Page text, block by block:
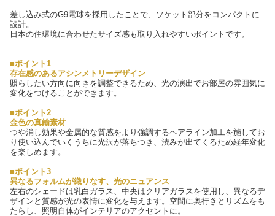
差し込み式のG9電球を採用したことで、ソケット部分をコンパクトに
設計。
日本の住環境に合わせたサイズ感も取り入れやすいポイントです。
■ポイント1
存在感のあるアシンメトリーデザイン
照らしたい方向に向きを調整できるため、光の演出でお部屋の雰囲気に
変化をつけることができます。
■ポイント2
金色の真鍮素材
つや消し効果や金属的な質感をより強調するヘアライン加工を施してお
り使い込んでいくうちに光沢が落ちつき、渋みが出てくるため経年変化
を楽しめます。
■ポイント3
異なるフォルムが織りなす、光のニュアンス
左右のシェードは乳白ガラス、中央はクリアガラスを使用し、異なるデ
ザインと質感が光の表情に変化を与えます。空間に奥行きとリズムをも
たらし、照明自体がインテリアのアクセントに。